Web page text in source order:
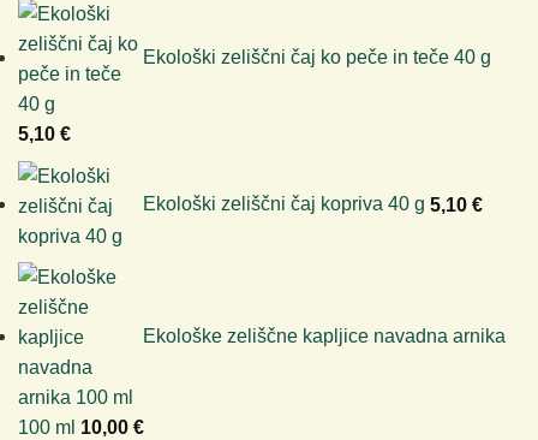
Ekološki zeliščni čaj ko peče in teče 40 g
5,10 €
Ekološki zeliščni čaj kopriva 40 g 5,10 €
Ekološke zeliščne kapljice navadna arnika
100 ml 10,00 €